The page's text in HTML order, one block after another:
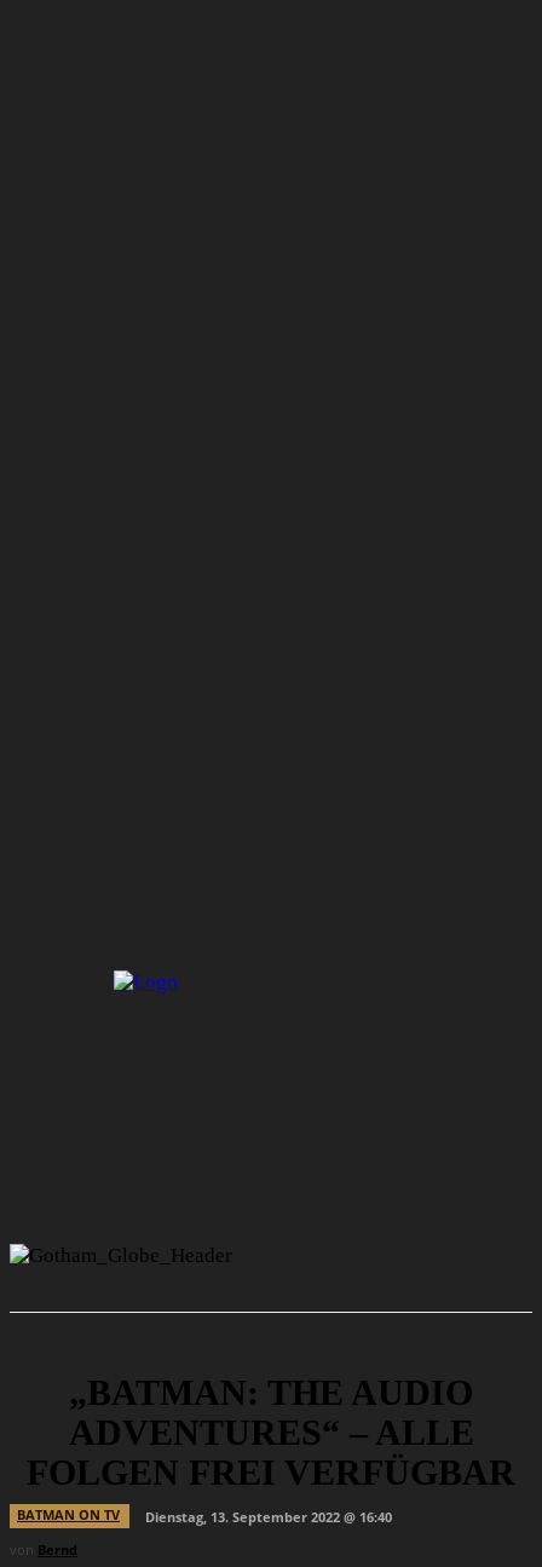
„BATMAN: THE AUDIO
ADVENTURES“ – ALLE
FOLGEN FREI VERFÜGBAR
BATMAN ON TV
Dienstag, 13. September 2022 @ 16:40
von Bernd